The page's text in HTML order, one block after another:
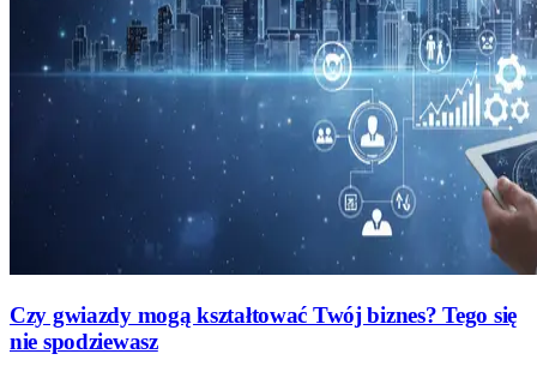
Czy gwiazdy mogą kształtować Twój biznes? Tego się
nie spodziewasz